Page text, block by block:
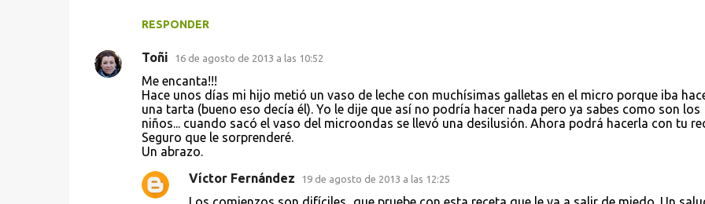
RESPONDER
Toñi 16 de agosto de 2013 a las 10:52
Me encanta!!!
Hace unos días mi hijo metió un vaso de leche con muchísimas galletas en el micro porque iba
una tarta (bueno eso decía él). Yo le dije que así no podría hacer nada pero ya sabes como son los
niños... cuando sacó el vaso del microondas se llevó una desilusión. Ahora podrá hacerla con tu
Seguro que le sorprenderé.
Un abrazo.
Víctor Fernández
19 de agosto de 2013 a las 12:25